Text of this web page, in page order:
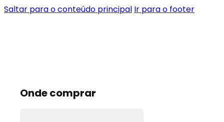
Saltar para o conteúdo principal Ir para o footer
Onde comprar